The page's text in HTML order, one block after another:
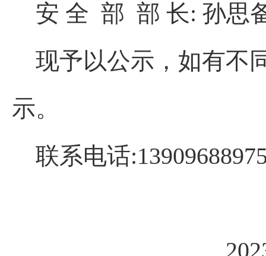
安 全 部 部 长: 孙思
现予以公示，如有不
示。
联系电话